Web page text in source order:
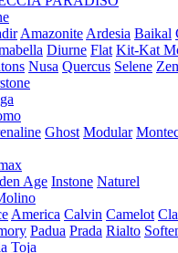
Amazonite Ardesia Baikal
Diurne Flat Kit-Kat
Nusa Quercus Selene
Ghost Modular
Age Instone Naturel
America Calvin Camelot
Padua Prada Rialto
Toja